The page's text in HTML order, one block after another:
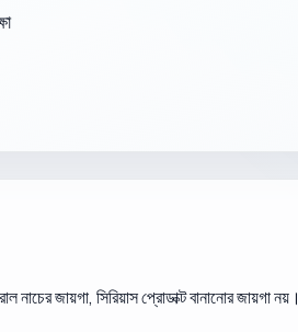
জায়গা, সিরিয়াস প্রোডাক্ট বানানোর জায়গা নয়।